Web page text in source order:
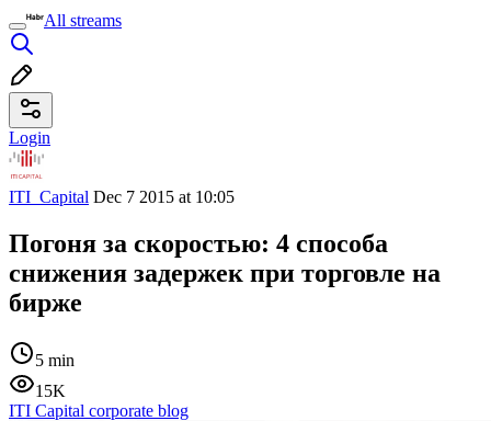
All streams
Login
ITI_Capital Dec 7 2015 at 10:05
Погоня за скоростью: 4 способа
снижения задержек при торговле на
бирже
5 min
15K
ITI Capital corporate blog